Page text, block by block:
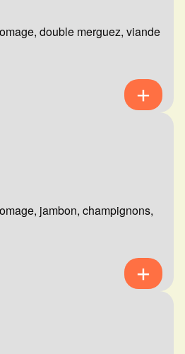
double merguez, viande
jambon, champignons,